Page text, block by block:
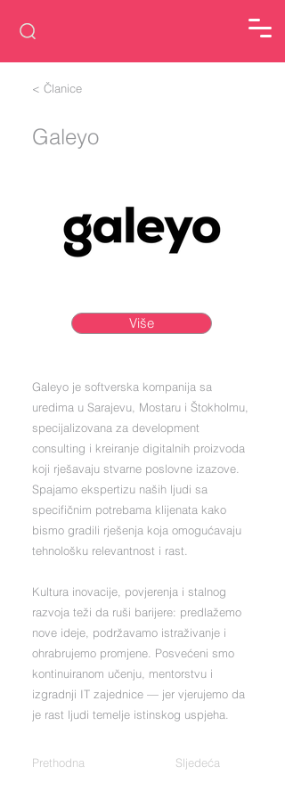
< Članice
Galeyo
Više
Galeyo je softverska kompanija sa
uredima u Sarajevu, Mostaru i Štokholmu,
specijalizovana za development
consulting i kreiranje digitalnih proizvoda
koji rješavaju stvarne poslovne izazove.
Spajamo ekspertizu naših ljudi sa
specifičnim potrebama klijenata kako
bismo gradili rješenja koja omogućavaju
tehnološku relevantnost i rast.
Kultura inovacije, povjerenja i stalnog
razvoja teži da ruši barijere: predlažemo
nove ideje, podržavamo istraživanje i
ohrabrujemo promjene. Posvećeni smo
kontinuiranom učenju, mentorstvu i
izgradnji IT zajednice — jer vjerujemo da
je rast ljudi temelje istinskog uspjeha.
Prethodna Sljedeća